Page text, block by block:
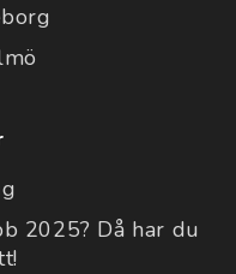
2025? Då har du